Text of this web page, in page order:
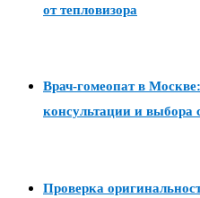
от тепловизора
Врач-гомеопат в
консультации и выбора
Проверка